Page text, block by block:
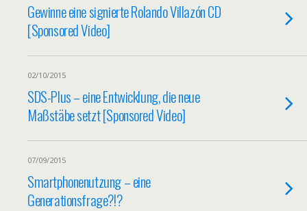
Gewinne eine signierte Rolando Villazón CD
[Sponsored Video]
02/10/2015
SDS-Plus – eine Entwicklung, die neue
Maßstäbe setzt [Sponsored Video]
07/09/2015
Smartphonenutzung – eine
Generationsfrage?!?